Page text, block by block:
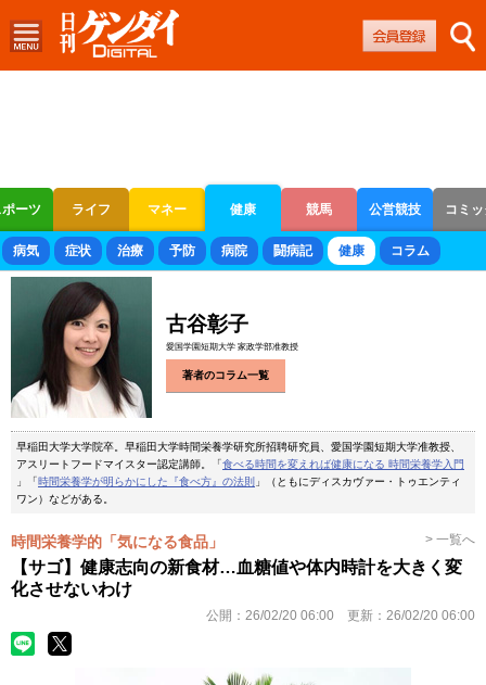
ーツ ライフ マネー 健康 競馬 公営競技 コミ
ボートレース 競輪 オートレース
病気 症状 治療 予防 病院 闘病記 健康 コラム
古谷彰子
愛国学園短期大学 家政学部准教授
著者のコラム一覧
早稲田大学大学院卒。早稲田大学時間栄養学研究所招聘研究員、愛国学園短期大学准教授、
アスリートフードマイスター認定講師。「食べる時間を変えれば健康になる 時間栄養学入門
」「時間栄養学が明らかにした『食べ方』の法則 」（ともにディスカヴァー・トゥエンティ
ワン）などがある。
時間栄養学的「気になる食品」 > 一覧へ
【サゴ】健康志向の新食材…血糖値や体内時計を大きく変
化させないわけ
公開： 26/02/20 06:00 更新： 26/02/20 06:00